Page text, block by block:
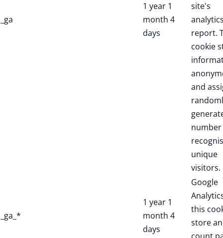
_ga
1 year 1
month 4
days
site's
report.
cookie
and
unique
visitors.
_ga_*
1 year 1
month 4
days
Google
this
store